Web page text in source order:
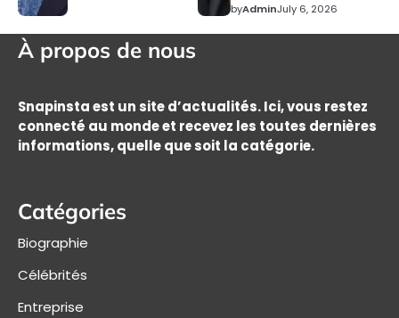
byAdminJuly 6, 2026
À propos de nous
Snapinsta est un site d’actualités. Ici, vous restez
connecté au monde et recevez les toutes dernières
informations, quelle que soit la catégorie.
Catégories
Biographie
Célébrités
Entreprise